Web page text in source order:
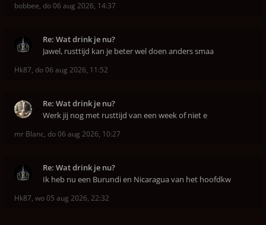
bobbee, do 06 aug 2026, 14:37
Re: Wat drink je nu?
Jawel, rusttijd kan je beter wel doen anders smaa
Hk87, do 06 aug 2026, 11:52
Re: Wat drink je nu?
Werk jij nog met rusttijd van een week of niet e
mr Blanc, do 06 aug 2026, 10:27
Re: Wat drink je nu?
Ik heb nu een Burundi en Nicaragua van het hoofdkw
Hk87, wo 05 aug 2026, 22:32